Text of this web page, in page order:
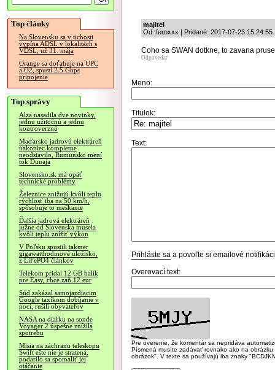
Top články
Na Slovensku sa v tichosti
vypína ADSL v lokalitách s
VDSL, už 31. mája
Orange sa doťahuje na UPC
a O2, spustí 2.5 Gbps
pripojenie
Top správy
Alza nasadila dve novinky,
jednu užitočnú a jednu
kontroverznú
Maďarsko jadrovú elektráreň
nakoniec kompletne
neodstavilo, Rumunsko mení
tok Dunaja
Slovensko.sk má opäť
technické problémy
Železnice znižujú kvôli teplu
rýchlosť iba na 50 km/h,
spôsobuje to meškanie
Ďalšia jadrová elektráreň
južne od Slovenska musela
kvôli teplu znížiť výkon
V Poľsku spustili takmer
gigawatthodinové úložisko,
z LiFePO4 článkov
Telekom pridal 12 GB balík
pre Easy, chce zaň 12 eur
Súd zakázal samojazdiacim
Google taxíkom dobíjanie v
noci, rušili obyvateľov
NASA na diaľku na sonde
Voyager 2 úspešne znížila
spotrebu
Misia na záchranu teleskopu
Swift ešte nie je stratená,
podarilo sa spomaliť jej
otáčanie
majitel
Od: feroxxx | Pridané: 2017-07-23 15:24:55
Coho sa SWAN dotkne, to zavana
Odpovedať
Meno:
Titulok:
Text:
Prihláste sa a povoľte si emailové
Overovací text:
Pre overenie, že komentár sa nepridáva
Písmená musíte zadávať rovnako ako na
obrázok". V texte sa používajú iba znaky